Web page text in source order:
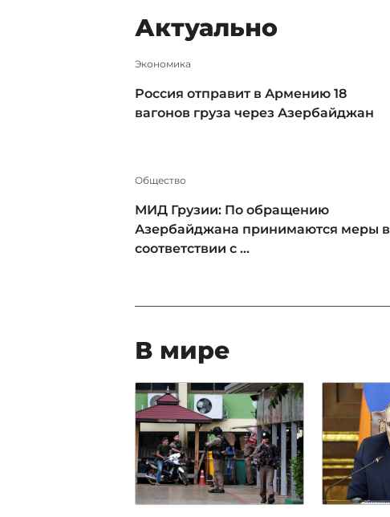
Актуально
Экономика
Россия отправит в Армению 18
вагонов груза через Азербайджан
Общество
МИД Грузии: По обращению
Азербайджана принимаются меры в
соответствии с ...
В мире